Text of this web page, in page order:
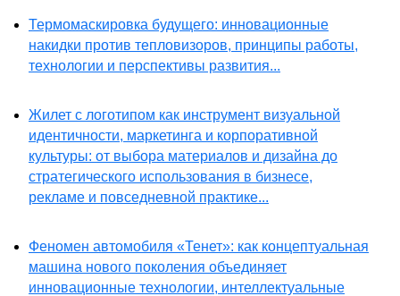
Термомаскировка будущего: инновационные
накидки против тепловизоров, принципы работы,
технологии и перспективы развития...
Жилет с логотипом как инструмент визуальной
идентичности, маркетинга и корпоративной
культуры: от выбора материалов и дизайна до
стратегического использования в бизнесе,
рекламе и повседневной практике...
Феномен автомобиля «Тенет»: как концептуальная
машина нового поколения объединяет
инновационные технологии, интеллектуальные